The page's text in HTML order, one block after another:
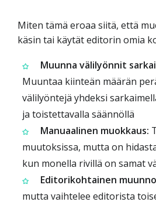
Miten tämä eroaa siitä, että
käsin tai käytät editorin omia
Muunna välilyönnit
Muuntaa kiinteän määrän
välilyöntejä yhdeksi
ja toistettavalla säännöllä
Manuaalinen muokkaus:
muutoksissa, mutta on
kun monella rivillä on samat
Editorikohtainen
mutta vaihtelee editorista